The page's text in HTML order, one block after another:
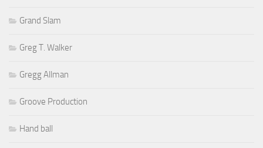
Grand Slam
Greg T. Walker
Gregg Allman
Groove Production
Hand ball